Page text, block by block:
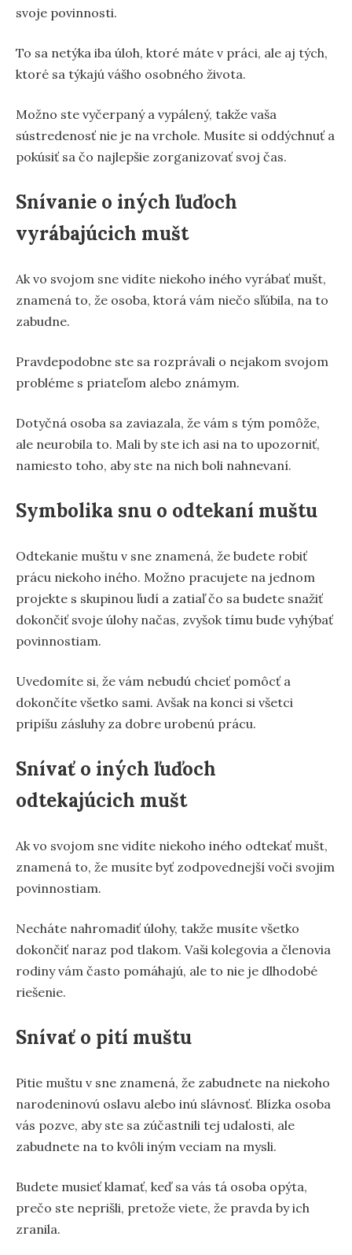
svoje povinnosti.
To sa netýka iba úloh, ktoré máte v práci, ale aj tých,
ktoré sa týkajú vášho osobného života.
Možno ste vyčerpaný a vypálený, takže vaša
sústredenosť nie je na vrchole. Musíte si oddýchnuť a
pokúsiť sa čo najlepšie zorganizovať svoj čas.
Snívanie o iných ľuďoch
vyrábajúcich mušt
Ak vo svojom sne vidíte niekoho iného vyrábať mušt,
znamená to, že osoba, ktorá vám niečo sľúbila, na to
zabudne.
Pravdepodobne ste sa rozprávali o nejakom svojom
probléme s priateľom alebo známym.
Dotyčná osoba sa zaviazala, že vám s tým pomôže,
ale neurobila to. Mali by ste ich asi na to upozorniť,
namiesto toho, aby ste na nich boli nahnevaní.
Symbolika snu o odtekaní muštu
Odtekanie muštu v sne znamená, že budete robiť
prácu niekoho iného. Možno pracujete na jednom
projekte s skupinou ľudí a zatiaľ čo sa budete snažiť
dokončiť svoje úlohy načas, zvyšok tímu bude vyhýbať
povinnostiam.
Uvedomíte si, že vám nebudú chcieť pomôcť a
dokončíte všetko sami. Avšak na konci si všetci
pripíšu zásluhy za dobre urobenú prácu.
Snívať o iných ľuďoch
odtekajúcich mušt
Ak vo svojom sne vidíte niekoho iného odtekať mušt,
znamená to, že musíte byť zodpovednejší voči svojim
povinnostiam.
Necháte nahromadiť úlohy, takže musíte všetko
dokončiť naraz pod tlakom. Vaši kolegovia a členovia
rodiny vám často pomáhajú, ale to nie je dlhodobé
riešenie.
Snívať o pití muštu
Pitie muštu v sne znamená, že zabudnete na niekoho
narodeninovú oslavu alebo inú slávnosť. Blízka osoba
vás pozve, aby ste sa zúčastnili tej udalosti, ale
zabudnete na to kvôli iným veciam na mysli.
Budete musieť klamať, keď sa vás tá osoba opýta,
prečo ste neprišli, pretože viete, že pravda by ich
zranila.